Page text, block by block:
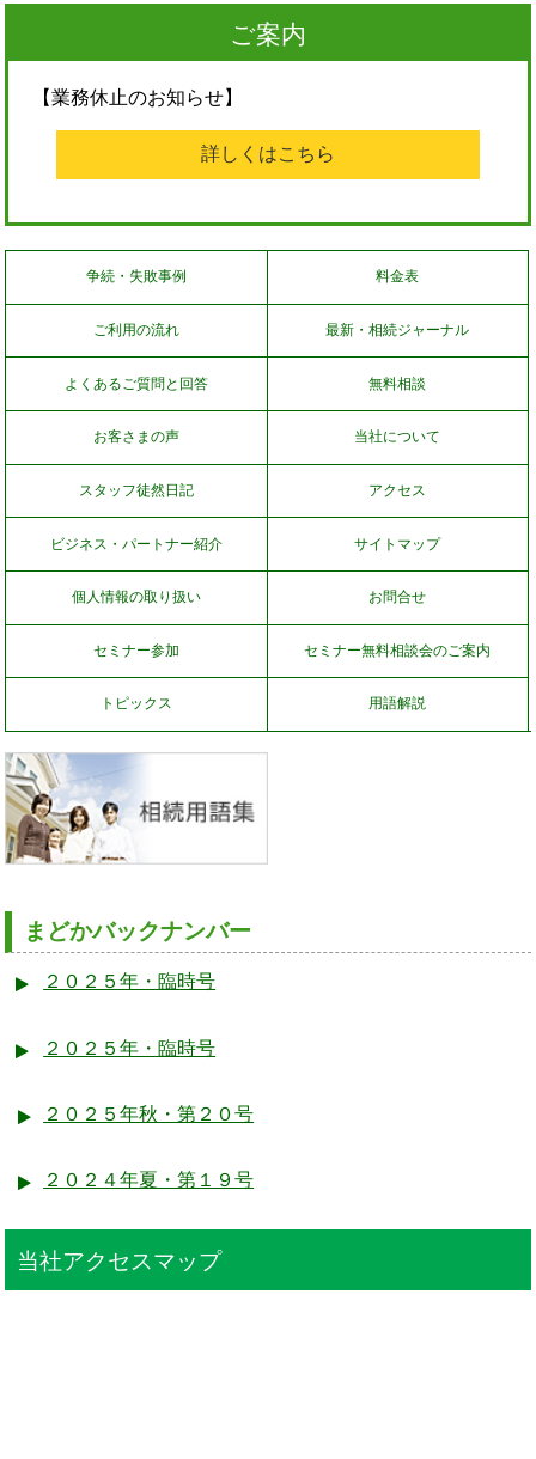
ご案内
【業務休止のお知らせ】
詳しくはこちら
争続・失敗事例 料金表
ご利用の流れ 最新・相続ジャーナル
よくあるご質問と回答 無料相談
お客さまの声 当社について
スタッフ徒然日記 アクセス
ビジネス・パートナー紹介 サイトマップ
個人情報の取り扱い お問合せ
セミナー参加 セミナー無料相談会のご案内
トピックス 用語解説
まどかバックナンバー
２０２５年・臨時号
２０２５年・臨時号
２０２５年秋・第２０号
２０２４年夏・第１９号
当社アクセスマップ